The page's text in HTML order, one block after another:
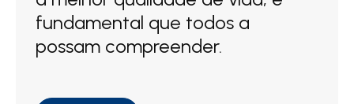
fundamental que todos a
possam compreender.